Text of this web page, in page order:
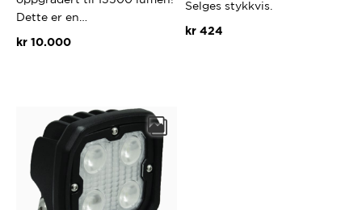
Dette er en…
kr10.000
Selges stykkvis.
kr 424